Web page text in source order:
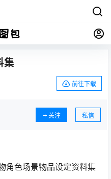
集
前往下载
关注 私信
角色场景物品设定资料集